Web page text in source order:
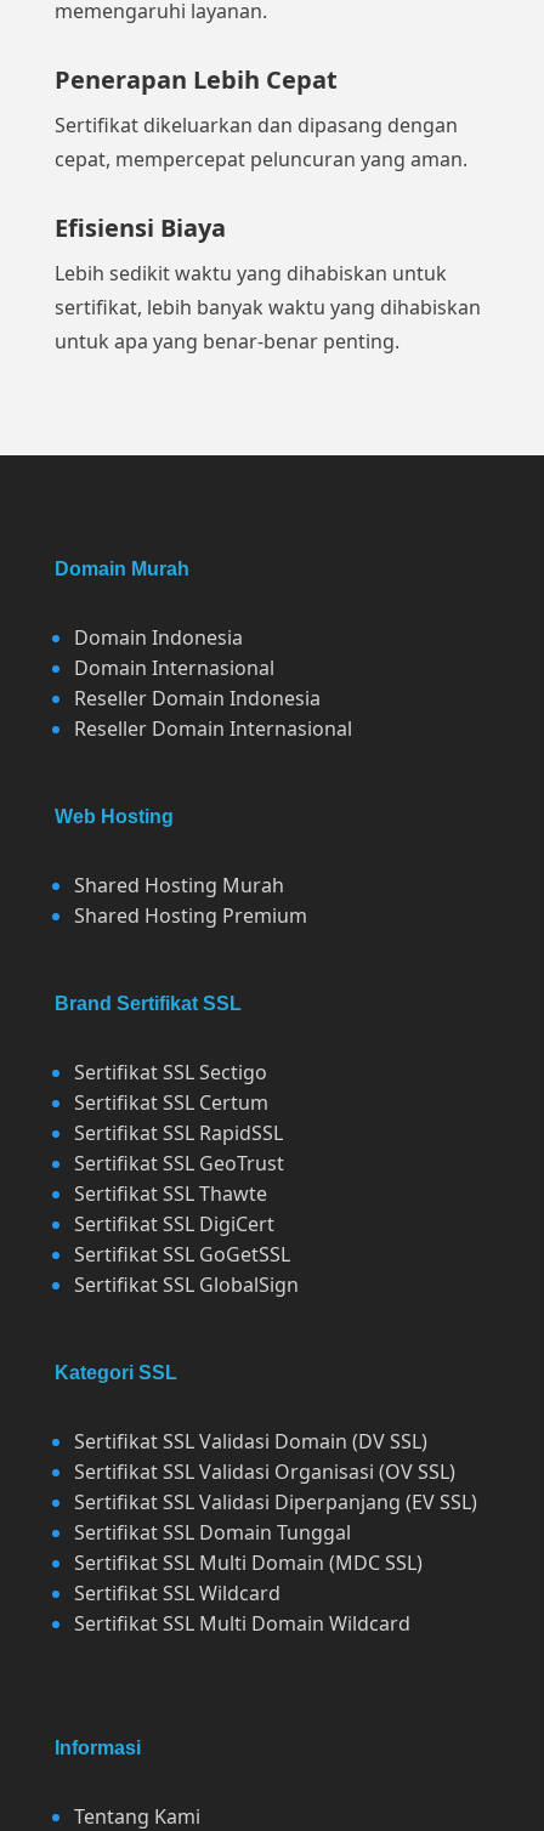
memengaruhi layanan.
Penerapan Lebih Cepat
Sertifikat dikeluarkan dan dipasang dengan
cepat, mempercepat peluncuran yang aman.
Efisiensi Biaya
Lebih sedikit waktu yang dihabiskan untuk
sertifikat, lebih banyak waktu yang dihabiskan
untuk apa yang benar-benar penting.
Domain Murah
Domain Indonesia
Domain Internasional
Reseller Domain Indonesia
Reseller Domain Internasional
Web Hosting
Shared Hosting Murah
Shared Hosting Premium
Brand Sertifikat SSL
Sertifikat SSL Sectigo
Sertifikat SSL Certum
Sertifikat SSL RapidSSL
Sertifikat SSL GeoTrust
Sertifikat SSL Thawte
Sertifikat SSL DigiCert
Sertifikat SSL GoGetSSL
Sertifikat SSL GlobalSign
Kategori SSL
Sertifikat SSL Validasi Domain (DV SSL)
Sertifikat SSL Validasi Organisasi (OV SSL)
Sertifikat SSL Validasi Diperpanjang (EV SSL)
Sertifikat SSL Domain Tunggal
Sertifikat SSL Multi Domain (MDC SSL)
Sertifikat SSL Wildcard
Sertifikat SSL Multi Domain Wildcard
Informasi
Tentang Kami